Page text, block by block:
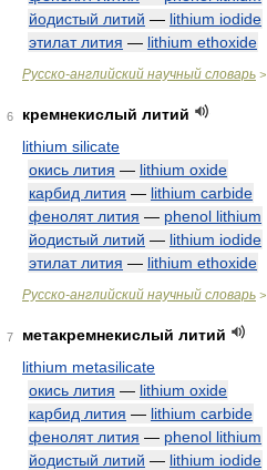
йодистый литий — lithium iodide
этилат лития — lithium ethoxide
Русско-английский научный словарь >
6
кремнекислый литий
lithium silicate
окись лития — lithium oxide
карбид лития — lithium carbide
фенолят лития — phenol lithium
йодистый литий — lithium iodide
этилат лития — lithium ethoxide
Русско-английский научный словарь >
7
метакремнекислый литий
lithium metasilicate
окись лития — lithium oxide
карбид лития — lithium carbide
фенолят лития — phenol lithium
йодистый литий — lithium iodide